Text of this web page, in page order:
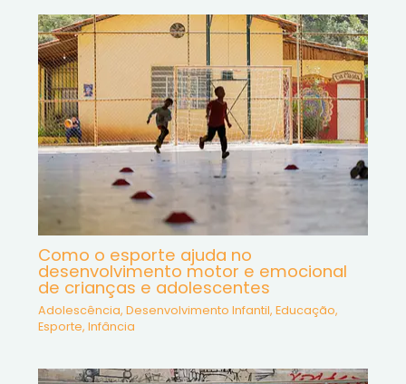
Como o esporte ajuda no
desenvolvimento motor e emocional
de crianças e adolescentes
Adolescência, Desenvolvimento Infantil, Educação,
Esporte, Infância